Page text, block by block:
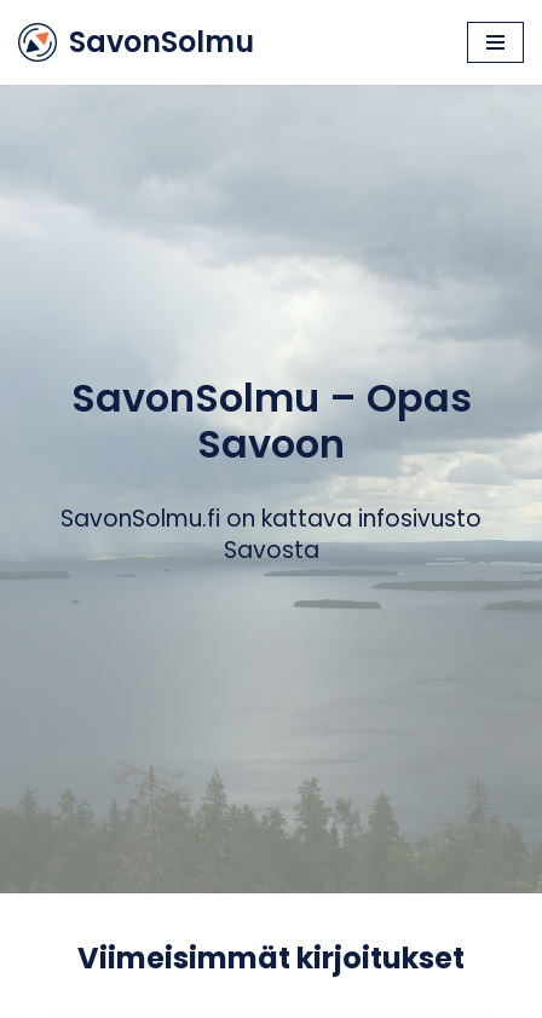
Siirry
SavonSolmu
SavonSolmu – Opas
Savoon
SavonSolmu.fi on kattava infosivusto
Savosta
Viimeisimmät kirjoitukset